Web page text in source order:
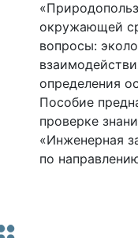
окружающей
вопросы:
определения
Пособие
проверке
«Инженерная
по